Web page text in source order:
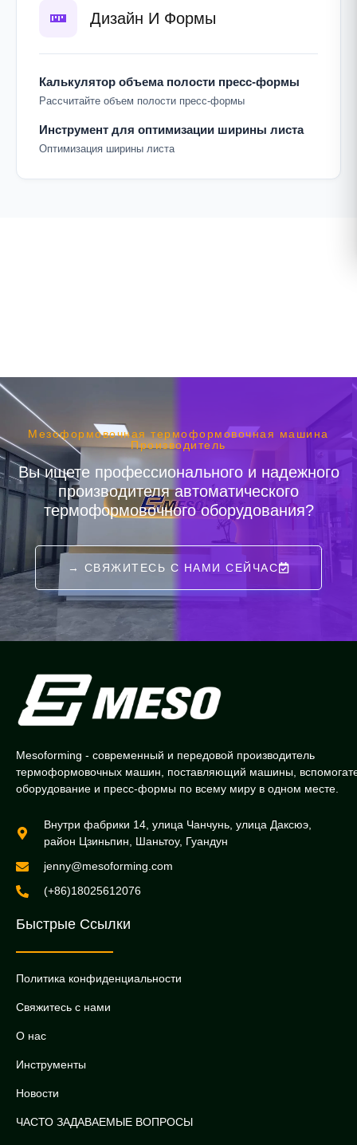
Дизайн И Формы
Калькулятор объема полости пресс-формы
Рассчитайте объем полости пресс-формы
Инструмент для оптимизации ширины листа
Оптимизация ширины листа
Мезоформовочная термоформовочная машина
Производитель
Вы ищете профессионального и надежного
производителя автоматического
термоформовочного оборудования?
→ СВЯЖИТЕСЬ С НАМИ СЕЙЧАС
Mesoforming - современный и передовой производитель
термоформовочных машин, поставляющий машины,
оборудование и пресс-формы по всему миру в одном месте.
Внутри фабрики 14, улица Чанчунь, улица Даксюэ,
район Цзиньпин, Шаньтоу, Гуандун
jenny@mesoforming.com
(+86)18025612076
Быстрые Ссылки
Политика конфиденциальности
Свяжитесь с нами
О нас
Инструменты
Новости
ЧАСТО ЗАДАВАЕМЫЕ ВОПРОСЫ